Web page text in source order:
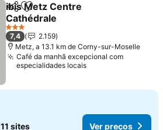
PartilharAdicionar aos favoritos
ibis Metz Centre
Cathédrale
Ver preços
3 Estrelas
7,4
2.159
Metz, a 13.1 km de Corny-sur-Moselle
Café da manhã excepcional com
especialidades locais
11 sites Ver preços